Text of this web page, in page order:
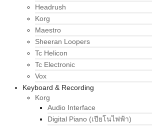
Headrush
Korg
Maestro
Sheeran Loopers
Tc Helicon
Tc Electronic
Vox
Keyboard & Recording
Korg
Audio Interface
Digital Piano (เปียโนไฟฟ้า)